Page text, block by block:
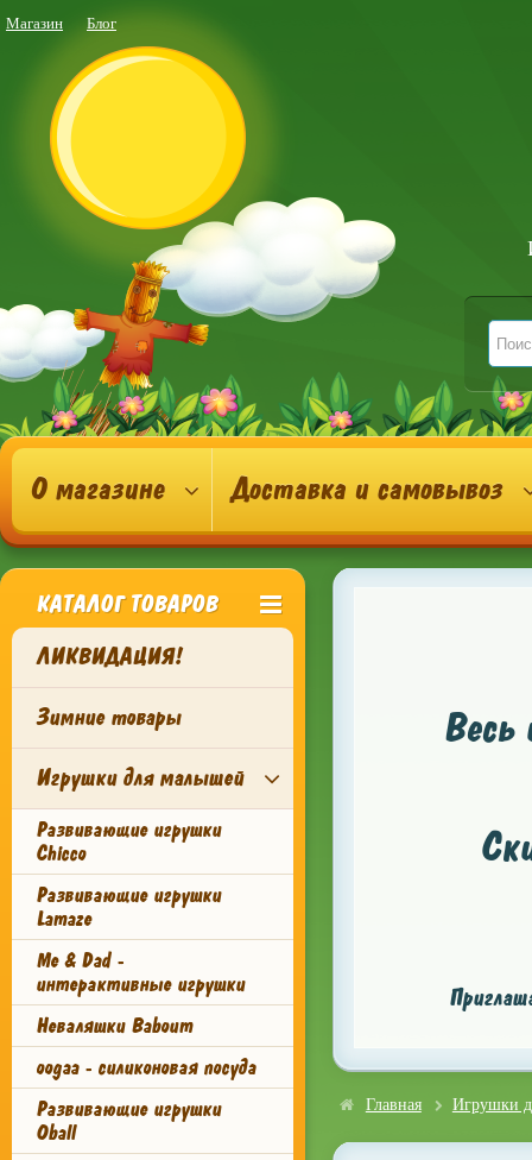
Магазин Блог
О магазине Доставка и самовывоз
КАТАЛОГ ТОВАРОВ
ЛИКВИДАЦИЯ!
Зимние товары
Игрушки для малышей
Развивающие игрушки
Chicco
Развивающие игрушки
Lamaze
Me & Dad -
интерактивные игрушки
Неваляшки Baboum
oogaa - силиконовая посуда
Развивающие игрушки
Oball
Весь
Главная Игрушки